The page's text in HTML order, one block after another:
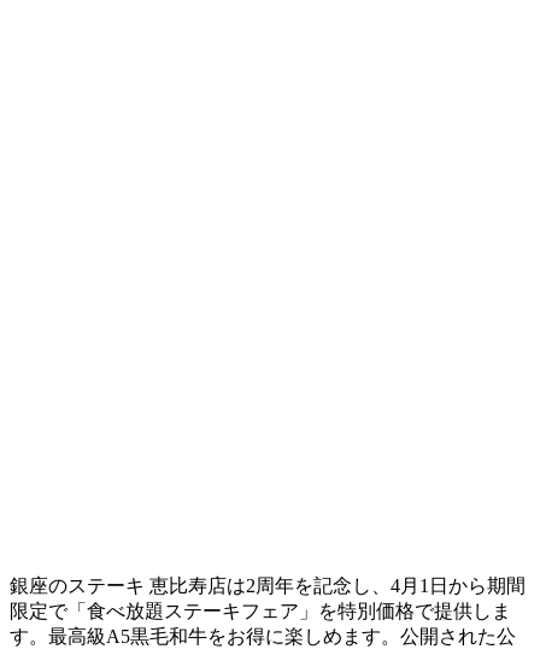
銀座のステーキ 恵比寿店は2周年を記念し、4月1日から期間
限定で「食べ放題ステーキフェア」を特別価格で提供しま
す。最高級A5黒毛和牛をお得に楽しめます。公開された公